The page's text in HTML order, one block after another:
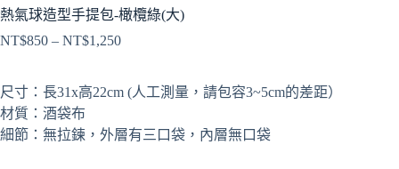
熱氣球造型手提包-橄欖綠(大)
NT$850 – NT$1,250
尺寸：長31x高22cm (人工測量，請包容3~5cm的差距）
材質：酒袋布
細節：無拉鍊，外層有三口袋，內層無口袋